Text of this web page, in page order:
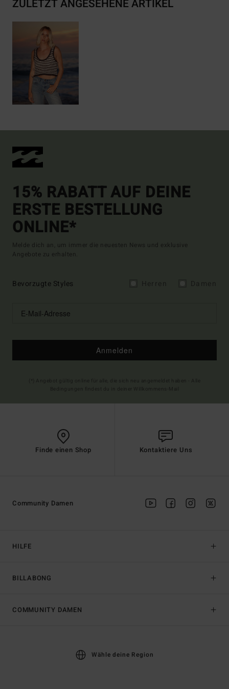
ZULETZT ANGESEHENE ARTIKEL
15% RABATT AUF DEINE
ERSTE BESTELLUNG
ONLINE*
Melde dich an, um immer die neuesten News und exklusive
Angebote zu erhalten.
Bevorzugte Styles
Anmelden
Finde einen Shop Kontaktiere Uns
HILFE
BILLABONG
Community Damen
COMMUNITY DAMEN
Wähle deine Region